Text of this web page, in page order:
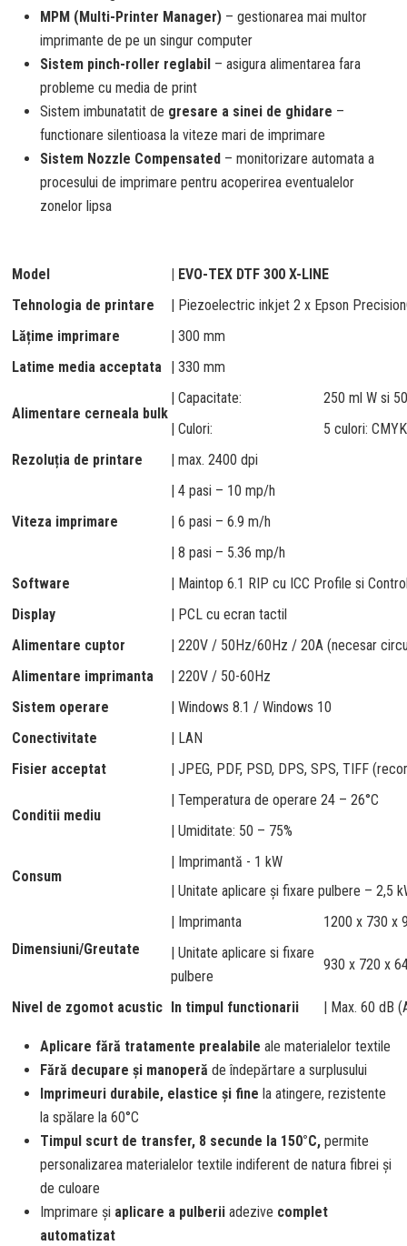
MPM (Multi-Printer Manager) – gestionarea mai multor
imprimante de pe un singur computer
Sistem pinch-roller reglabil – asigura alimentarea fara
probleme cu media de print
Sistem imbunatatit de gresare a sinei de ghidare –
functionare silentioasa la viteze mari de imprimare
Sistem Nozzle Compensated – monitorizare automata a
procesului de imprimare pentru acoperirea eventualelor
zonelor lipsa
Model | EVO-TEX DTF 300 X-LINE
Tehnologia de printare
| Piezoelectric inkjet 2 x Epson
Lățime imprimare
| 300 mm
Latime media acceptata
| 330 mm
Alimentare cerneala bulk
| Capacitate:
250 ml W si
| Culori:
5 culori:
Rezoluția de printare
| max. 2400 dpi
Viteza imprimare
| 4 pasi – 10 mp/h
| 6 pasi – 6.9 m/h
| 8 pasi – 5.36 mp/h
Software
| Maintop 6.1 RIP cu ICC Profile si
Display
| PCL cu ecran tactil
Alimentare cuptor
| 220V / 50Hz/60Hz / 20A (necesar
Alimentare imprimanta
| 220V / 50-60Hz
Sistem operare
| Windows 8.1 / Windows 10
Conectivitate
| LAN
Fisier acceptat
| JPEG, PDF, PSD, DPS, SPS, TIFF
Conditii mediu
| Temperatura de operare 24 – 26°C
| Umiditate: 50 – 75%
Consum
| Imprimantă - 1 kW
| Unitate aplicare și fixare pulbere – 2,5
Dimensiuni/Greutate
| Imprimanta
1200 x 730 x
| Unitate aplicare si fixare
pulbere
930 x 720 x
Nivel de zgomot acustic In timpul functionarii | Max. 60 dB
Aplicare fără tratamente prealabile ale materialelor textile
Fără decupare și manoperă de îndepărtare a surplusului
Imprimeuri durabile, elastice și fine la atingere, rezistente
la spălare la 60°C
Timpul scurt de transfer, 8 secunde la 150°C, permite
personalizarea materialelor textile indiferent de natura fibrei și
de culoare
Imprimare și aplicare a pulberii adezive complet
automatizat